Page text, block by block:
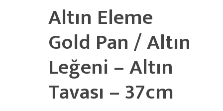
Altın Eleme
Gold Pan / Altın
Leğeni – Altın
Tavası – 37cm